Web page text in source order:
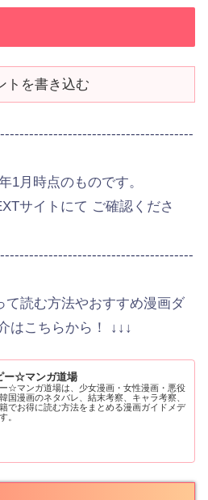
トを書き込む
1月時点のものです。
サイトにて ご確認くださ
て読む方法やおすすめ漫画ダ
はこちらから！ ↓↓↓
ー☆マンガ道場
☆マンガ道場は、少女漫画・女性漫画・悪役
国漫画のネタバレ、結末考察、キャラ考察、
でお得に読む方法をまとめる漫画ガイドメデ
。